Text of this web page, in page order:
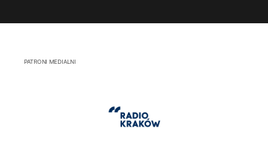
PATRONI MEDIALNI